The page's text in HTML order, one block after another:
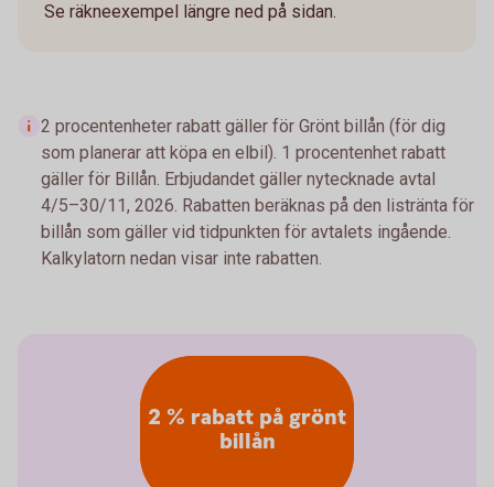
Se räkneexempel längre ned på sidan.
2 procentenheter rabatt gäller för Grönt billån (för dig
som planerar att köpa en elbil). 1 procentenhet rabatt
gäller för Billån. Erbjudandet gäller nytecknade avtal
4/5–30/11, 2026. Rabatten beräknas på den listränta för
billån som gäller vid tidpunkten för avtalets ingående.
Kalkylatorn nedan visar inte rabatten.
2 % rabatt på grönt
billån